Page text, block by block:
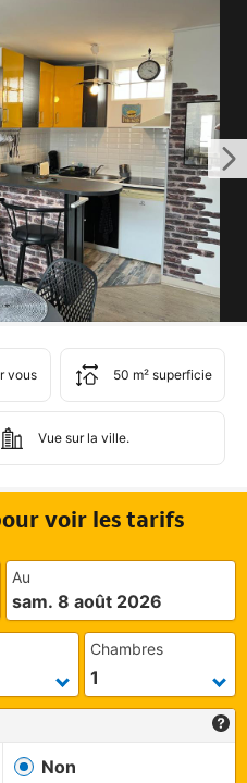
vous 50 m² superficie
Vue sur la ville.
voir les tarifs
Au
sam. 8 août 2026
Chambres
Non